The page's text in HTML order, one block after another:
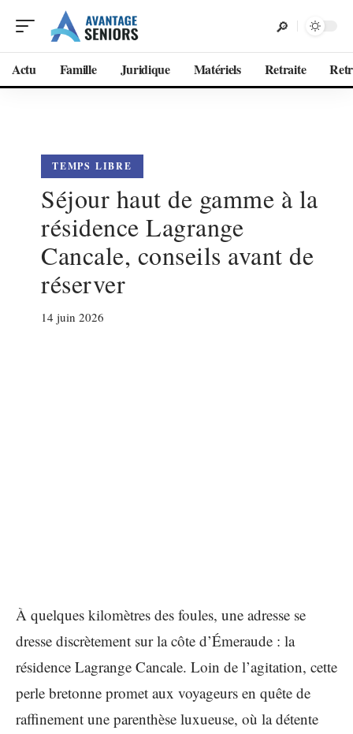
Actu Famille Juridique Matériels Retraite
TEMPS LIBRE
Séjour haut de gamme à la
résidence Lagrange
Cancale, conseils avant de
réserver
14 juin 2026
À quelques kilomètres des foules, une adresse se
dresse discrètement sur la côte d’Émeraude : la
résidence Lagrange Cancale. Loin de l’agitation, cette
perle bretonne promet aux voyageurs en quête de
raffinement une parenthèse luxueuse, où la détente